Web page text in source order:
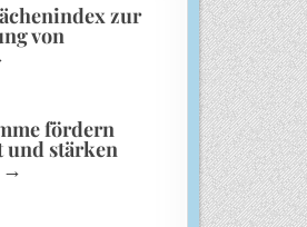
zur
von
fördern
und stärken
→